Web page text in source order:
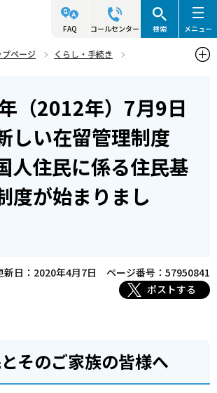
FAQ コールセンター 検索 メニュー
プページ
くらし・手続き
7月9日から、新しい在留管理制度と、外国人住
制度が始まりました！
（2012年）7月9日
しい在留管理制度
人住民に係る住民基
度が始まりまし
新日：2020年4月7日
ページ番号：57950841
ポストする
そのご家族の皆様へ